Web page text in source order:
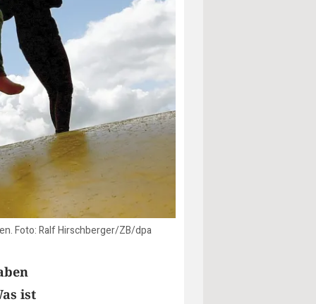
Foto: Ralf Hirschberger/ZB/dpa
ist